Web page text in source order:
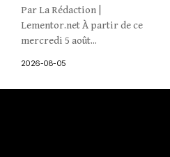
Par La Rédaction |
Lementor.net À partir de ce
mercredi 5 août...
2026-08-05